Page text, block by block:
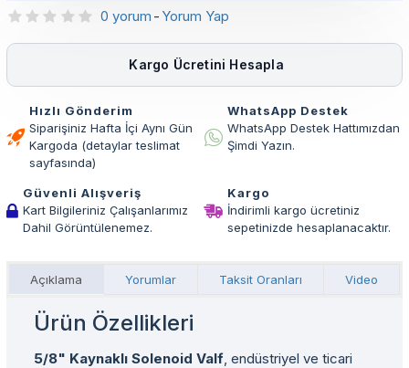
0 yorum - Yorum Yap
Kargo Ücretini Hesapla
Hızlı Gönderim
Siparişiniz Hafta İçi Aynı Gün
Kargoda (detaylar teslimat
sayfasında)
WhatsApp Destek
WhatsApp Destek Hattımızdan
Şimdi Yazın.
Güvenli Alışveriş
Kart Bilgileriniz Çalışanlarımız
Dahil Görüntülenemez.
Kargo
İndirimli kargo ücretiniz
sepetinizde hesaplanacaktır.
Açıklama Yorumlar Taksit Oranları Video
Ürün Özellikleri
5/8" Kaynaklı Solenoid Valf, endüstriyel ve ticari